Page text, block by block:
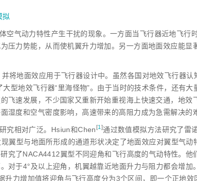
拟
空气动力特性产生干扰的现象。一方面当飞行器近地飞行
压力势能，从而使机翼升力增加。另一方面地面效应能显
将地面效应用于飞行器设计中。虽然各国对地效飞行器认
型地效飞行器“里海怪物”。由于当时的技术条件，还有大
飞速发展，不少国家又重新开始重视海上快速交通，地效
湿度和空气密度影响，高速带来的高阻力成为急需解决的
究相对广泛。Hsiun和Chen [1 ]通过数值模拟方法研究了雷
翼型与地面所形成的通道形状决定了地面效应对翼型气动
究了NACA4412翼型不同迎角和飞行高度的气动特性。他
对于4°及以上迎角，机翼越靠近地面升力与阻力都会增加
力增加值将迎角与飞行高度分为3个区间，即一个正地效